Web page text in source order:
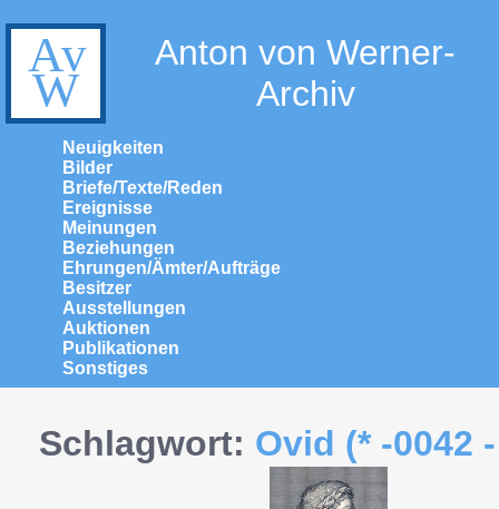
Anton von Werner-
Archiv
Neuigkeiten
Bilder
Briefe/Texte/Reden
Ereignisse
Meinungen
Beziehungen
Ehrungen/Ämter/Aufträge
Besitzer
Ausstellungen
Auktionen
Publikationen
Sonstiges
Schlagwort: Ovid (* -0042 -